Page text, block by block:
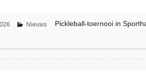
Nieuws
Pickleball-toernooi in